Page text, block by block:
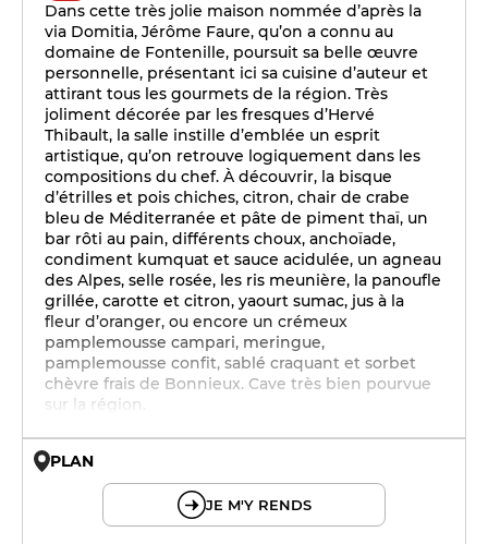
Dans cette très jolie maison nommée d’après la
via Domitia, Jérôme Faure, qu’on a connu au
domaine de Fontenille, poursuit sa belle œuvre
personnelle, présentant ici sa cuisine d’auteur et
attirant tous les gourmets de la région. Très
joliment décorée par les fresques d’Hervé
Thibault, la salle instille d’emblée un esprit
artistique, qu’on retrouve logiquement dans les
compositions du chef. À découvrir, la bisque
d’étrilles et pois chiches, citron, chair de crabe
bleu de Méditerranée et pâte de piment thaï, un
bar rôti au pain, différents choux, anchoïade,
condiment kumquat et sauce acidulée, un agneau
des Alpes, selle rosée, les ris meunière, la panoufle
grillée, carotte et citron, yaourt sumac, jus à la
fleur d’oranger, ou encore un crémeux
pamplemousse campari, meringue,
pamplemousse confit, sablé craquant et sorbet
chèvre frais de Bonnieux. Cave très bien pourvue
sur la région.
PLAN
JE M'Y RENDS